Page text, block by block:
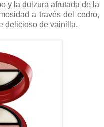
y la dulzura afrutada de la
a través del cedro,
delicioso de vainilla.